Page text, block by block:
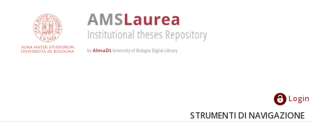
Login
STRUMENTI DI NAVIGAZIONE